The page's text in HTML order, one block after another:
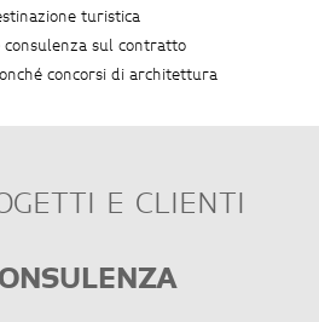
turistica
consulenza sul contratto
concorsi di architettura
E CLIENTI